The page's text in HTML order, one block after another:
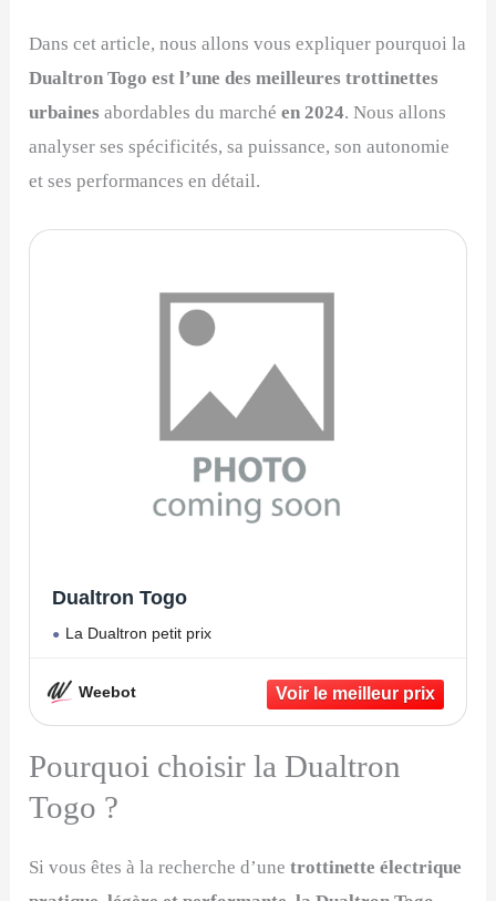
Dans cet article, nous allons vous expliquer pourquoi la
Dualtron Togo est l’une des meilleures trottinettes
urbaines abordables du marchéen 2024. Nous allons
analyser ses spécificités, sa puissance, son autonomie
et ses performances en détail.
Dualtron Togo
La Dualtron petit prix
Weebot
Pourquoi choisir la Dualtron
Togo ?
Si vous êtes à la recherche d’unetrottinette électrique